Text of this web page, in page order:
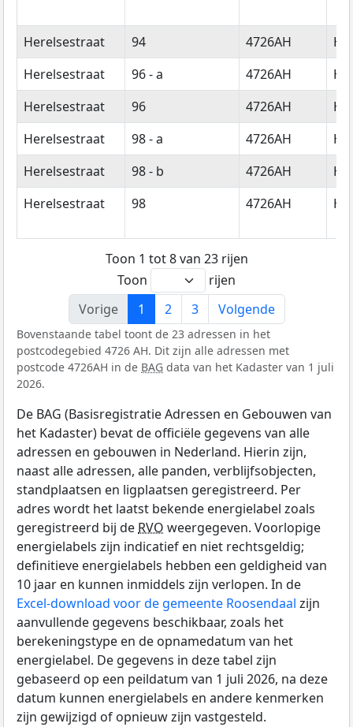
Herelsestraat 94 4726AH
Herelsestraat
96 - a 4726AH
Herelsestraat
96 4726AH
Herelsestraat
98 - a 4726AH
Herelsestraat
98 - b 4726AH
Herelsestraat
98 4726AH
Toon 1 tot 8 van 23 rijen
Toon
rijen
Vorige
1 2 3 Volgende
Bovenstaande tabel toont de 23 adressen in het
postcodegebied 4726 AH. Dit zijn alle adressen met
postcode 4726AH in de BAG data van het Kadaster van 1 juli
2026.
De BAG (Basisregistratie Adressen en Gebouwen van
het Kadaster) bevat de officiële gegevens van alle
adressen en gebouwen in Nederland. Hierin zijn,
naast alle adressen, alle panden, verblijfsobjecten,
standplaatsen en ligplaatsen geregistreerd. Per
adres wordt het laatst bekende energielabel zoals
geregistreerd bij de RVO weergegeven. Voorlopige
energielabels zijn indicatief en niet rechtsgeldig;
definitieve energielabels hebben een geldigheid van
10 jaar en kunnen inmiddels zijn verlopen. In de
Excel-download voor de gemeente Roosendaal zijn
aanvullende gegevens beschikbaar, zoals het
berekeningstype en de opnamedatum van het
energielabel. De gegevens in deze tabel zijn
gebaseerd op een peildatum van 1 juli 2026, na deze
datum kunnen energielabels en andere kenmerken
zijn gewijzigd of opnieuw zijn vastgesteld.